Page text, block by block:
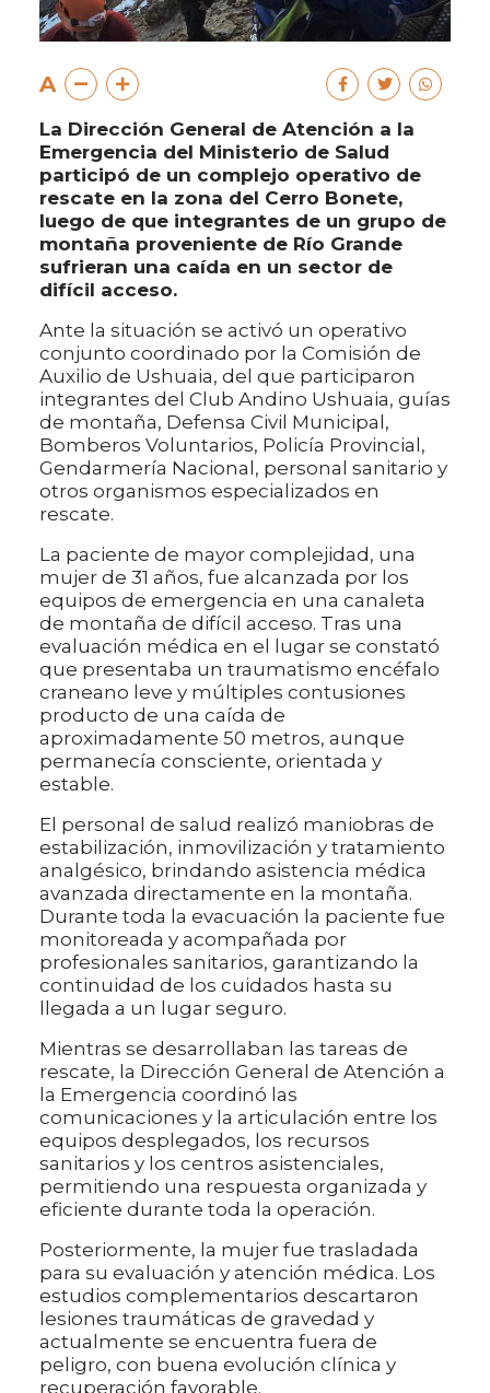
A
La Dirección General de Atención a la
Emergencia del Ministerio de Salud
participó de un complejo operativo de
rescate en la zona del Cerro Bonete,
luego de que integrantes de un grupo de
montaña proveniente de Río Grande
sufrieran una caída en un sector de
difícil acceso.
Ante la situación se activó un operativo
conjunto coordinado por la Comisión de
Auxilio de Ushuaia, del que participaron
integrantes del Club Andino Ushuaia, guías
de montaña, Defensa Civil Municipal,
Bomberos Voluntarios, Policía Provincial,
Gendarmería Nacional, personal sanitario y
otros organismos especializados en
rescate.
La paciente de mayor complejidad, una
mujer de 31 años, fue alcanzada por los
equipos de emergencia en una canaleta
de montaña de difícil acceso. Tras una
evaluación médica en el lugar se constató
que presentaba un traumatismo encéfalo
craneano leve y múltiples contusiones
producto de una caída de
aproximadamente 50 metros, aunque
permanecía consciente, orientada y
estable.
El personal de salud realizó maniobras de
estabilización, inmovilización y tratamiento
analgésico, brindando asistencia médica
avanzada directamente en la montaña.
Durante toda la evacuación la paciente fue
monitoreada y acompañada por
profesionales sanitarios, garantizando la
continuidad de los cuidados hasta su
llegada a un lugar seguro.
Mientras se desarrollaban las tareas de
rescate, la Dirección General de Atención a
la Emergencia coordinó las
comunicaciones y la articulación entre los
equipos desplegados, los recursos
sanitarios y los centros asistenciales,
permitiendo una respuesta organizada y
eficiente durante toda la operación.
Posteriormente, la mujer fue trasladada
para su evaluación y atención médica. Los
estudios complementarios descartaron
lesiones traumáticas de gravedad y
actualmente se encuentra fuera de
peligro, con buena evolución clínica y
recuperación favorable.